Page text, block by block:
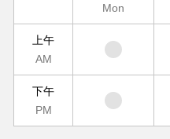
Mon
上午
AM
下午
PM